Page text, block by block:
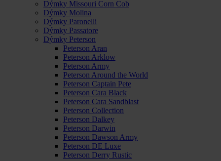
Dýmky Missouri Corn Cob
Dýmky Molina
Dýmky Paronelli
Dýmky Passatore
Dýmky Peterson
Peterson Aran
Peterson Arklow
Peterson Army
Peterson Around the World
Peterson Captain Pete
Peterson Cara Black
Peterson Cara Sandblast
Peterson Collection
Peterson Dalkey
Peterson Darwin
Peterson Dawson Army
Peterson DE Luxe
Peterson Derry Rustic